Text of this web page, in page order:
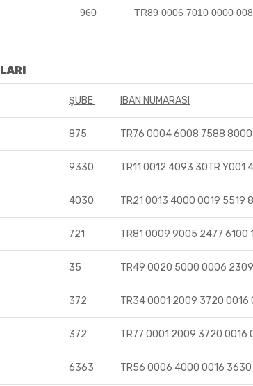
960 TR89 0006 7010 0000
ŞUBE IBAN NUMARASI
875 TR76 0004 6008 7588
9330 TR11 0012 4093 30TR Y001
4030 TR21 0013 4000 0019 5519
721 TR81 0009 9005 2477 6100
35 TR49 0020 5000 0006
372 TR34 0001 2009 3720 0016
372 TR77 0001 2009 3720 0016
6363 TR56 0006 4000 0016 3630